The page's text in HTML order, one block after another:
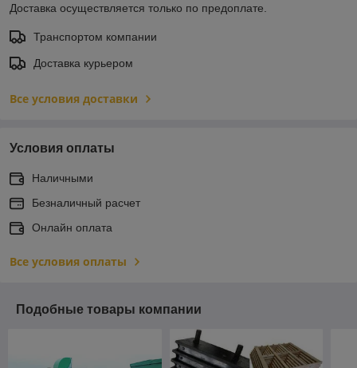
Доставка осуществляется только по предоплате.
Транспортом компании
Доставка курьером
Все условия доставки
Условия оплаты
Наличными
Безналичный расчет
Онлайн оплата
Все условия оплаты
Подобные товары компании